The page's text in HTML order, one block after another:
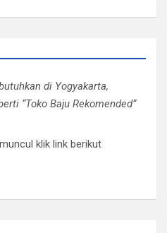
di Yogyakarta,
“Toko Baju Rekomended”
klik link berikut